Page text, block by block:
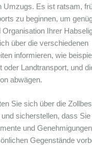
Umzugs. Es ist ratsam,
zu beginnen, um
Organisation Ihrer
über die verschiedenen
informieren, wie
oder Landtransport, und
abwägen.
Sie sich über die
sicherstellen, dass Sie
und
Gegenstände